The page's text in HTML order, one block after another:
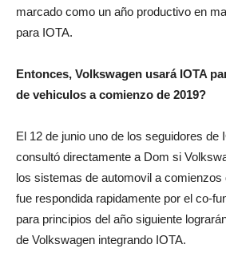
marcado como un año productivo en
para IOTA.
Entonces, Volkswagen usará IOTA
de vehiculos a comienzo de 2019?
El 12 de junio uno de los seguidores de
consultó directamente a Dom si
los sistemas de automovil a comienzos
fue respondida rapidamente por el co-
para principios del año siguiente
de Volkswagen integrando IOTA.